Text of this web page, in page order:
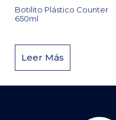
Botilito Plástico Counter
650ml
Leer Más